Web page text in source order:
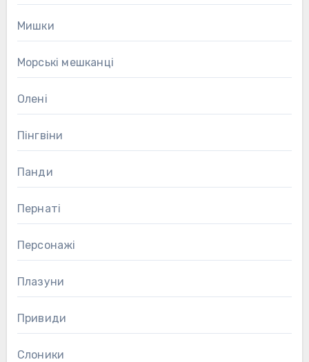
Мишки
Морські мешканці
Олені
Пінгвіни
Панди
Пернаті
Персонажі
Плазуни
Привиди
Слоники